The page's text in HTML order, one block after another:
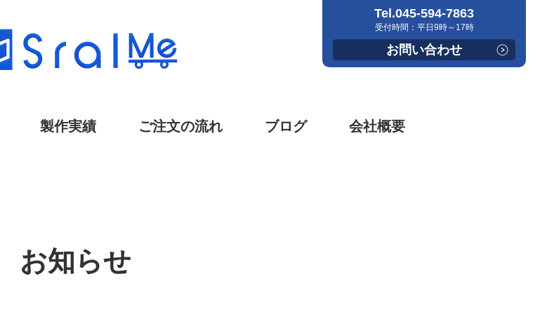
製作実績 ご注文の流れ ブログ 会社概要
Tel.045-594-7863
受付時間：平日9時～17時
お問い合わせ
お知らせ